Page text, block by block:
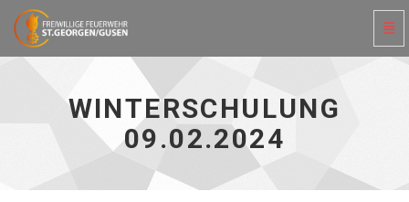
Winterschulung
Hauptseite
WINTERSCHULUNG
09.02.2024